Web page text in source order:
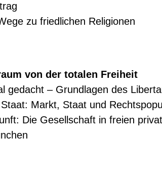
zu friedlichen Religionen
von der totalen Freiheit
gedacht – Grundlagen des
Markt, Staat und
Die Gesellschaft in freien